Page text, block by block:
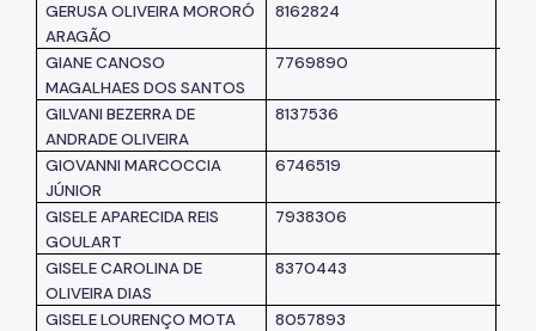
GERUSA OLIVEIRA MORORÓ
ARAGÃO
8162824
GIANE CANOSO
MAGALHAES DOS SANTOS
7769890
GILVANI BEZERRA DE
ANDRADE OLIVEIRA
8137536
GIOVANNI MARCOCCIA
JÚNIOR
6746519
GISELE APARECIDA REIS
GOULART
7938306
GISELE CAROLINA DE
OLIVEIRA DIAS
8370443
GISELE LOURENÇO MOTA 8057893